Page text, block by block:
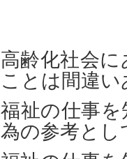
高齢化社会
ことは間違
福祉の仕事
為の参考と